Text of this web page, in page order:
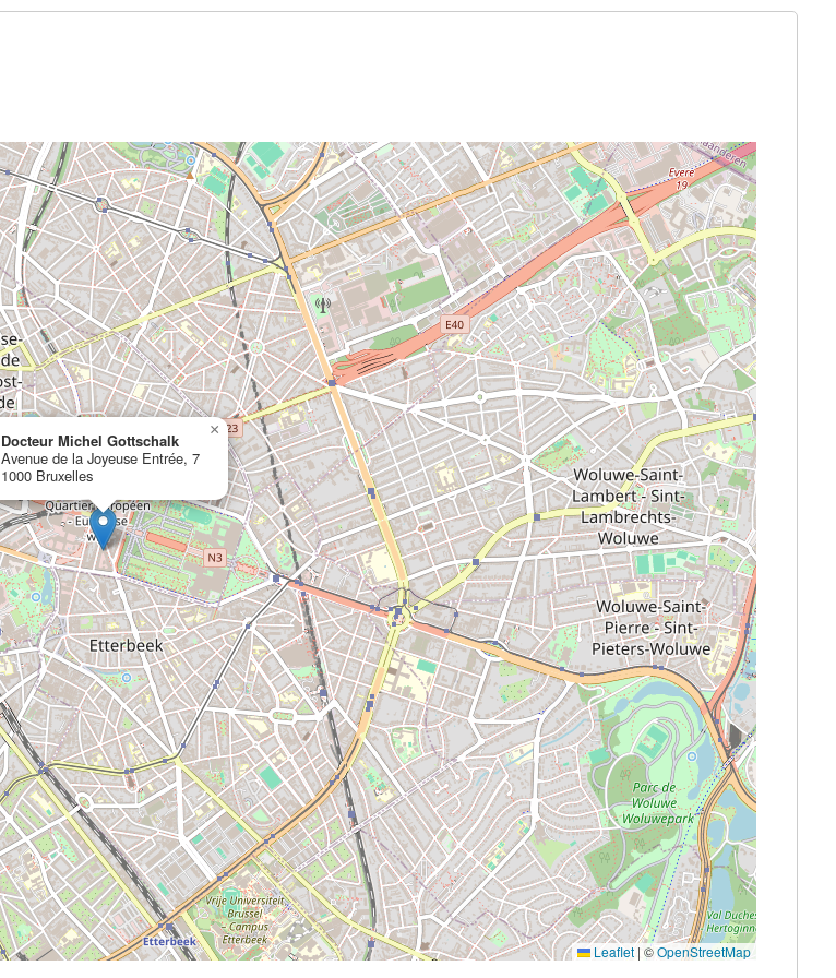
Docteur Michel Gottschalk
Avenue de la Joyeuse Entrée, 7
1000 Bruxelles
×
Leaflet | ©OpenStreetMap